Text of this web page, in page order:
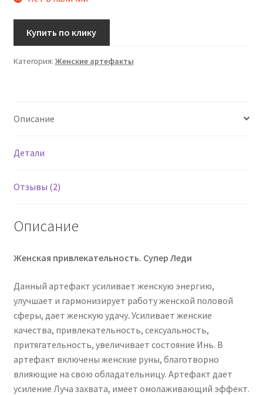
составляла
₴900.00.
Купить по клику
Категория: Женские артефакты
Описание
Детали
Отзывы (2)
Описание
Женская привлекательность. Супер Леди
Данный артефакт усиливает женскую энергию,
улучшает и гармонизирует работу женской половой
сферы, дает женскую удачу. Усиливает женские
качества, привлекательность, сексуальность,
притягательность, увеличивает состояние Инь. В
артефакт включены женские руны, благотворно
влияющие на свою обладательницу. Артефакт дает
усиление Луча захвата, имеет омолаживающий эффект.